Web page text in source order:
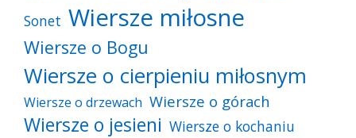
Sonet Wiersze miłosne
Wiersze o Bogu
Wiersze o cierpieniu miłosnym
Wiersze o drzewach Wiersze o górach
Wiersze o jesieni Wiersze o kochaniu